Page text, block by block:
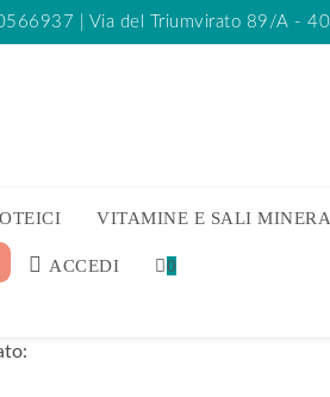
| Via del Triumvirato 89/A -
VITAMINE E SALI
ACCEDI 0